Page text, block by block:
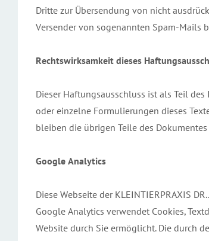
Dritte zur Übersendung von nicht
Versender von sogenannten Spam-Mails
Rechtswirksamkeit dieses
Dieser Haftungsausschluss ist als Teil
oder einzelne Formulierungen dieses
bleiben die übrigen Teile des
Google Analytics
Diese Webseite der KLEINTIERPRAXIS
Google Analytics verwendet Cookies,
Website durch Sie ermöglicht. Die durch